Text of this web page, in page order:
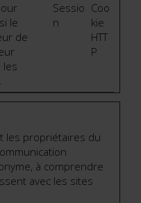
le
de
les
Sessio
n
Coo
kie
HTT
P
les propriétaires du
à comprendre
avec les sites